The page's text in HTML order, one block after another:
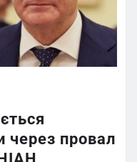
через провал